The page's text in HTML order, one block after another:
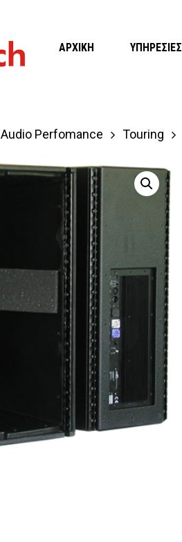
ΑΡΧΙΚΗ ΥΠΗΡΕΣΙΕΣ
Audio Perfomance Touring